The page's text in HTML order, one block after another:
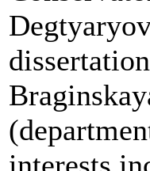
interests